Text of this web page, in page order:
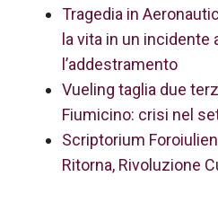
Tragedia in
la vita in un incidente
l’addestramento
Vueling taglia due
Fiumicino: crisi nel
Scriptorium
Ritorna, Rivoluzione